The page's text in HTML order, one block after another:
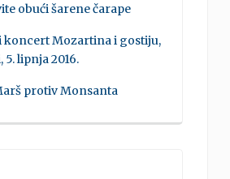
obući šarene čarape
koncert Mozartina i gostiju,
lipnja 2016.
protiv Monsanta